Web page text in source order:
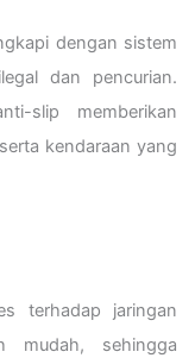
dengan sistem
dan pencurian.
slip memberikan
kendaraan yang
terhadap jaringan
mudah, sehingga